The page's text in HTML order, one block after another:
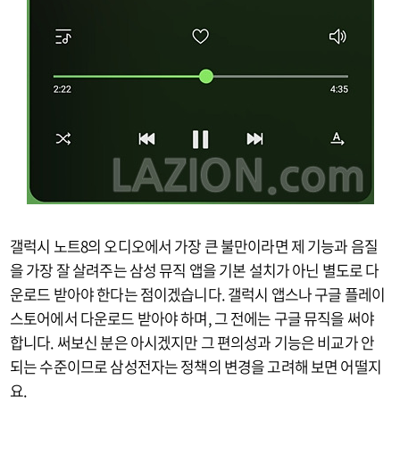
갤럭시 노트8의 오디오에서 가장 큰 불만이라면 제 기능과 음질
을 가장 잘 살려주는 삼성 뮤직 앱을 기본 설치가 아닌 별도로 다
운로드 받아야 한다는 점이겠습니다. 갤럭시 앱스나 구글 플레이
스토어에서 다운로드 받아야 하며, 그 전에는 구글 뮤직을 써야
합니다. 써보신 분은 아시겠지만 그 편의성과 기능은 비교가 안
되는 수준이므로 삼성전자는 정책의 변경을 고려해 보면 어떨지
요.